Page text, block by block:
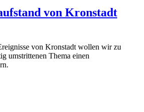
von Kronstadt
von Kronstadt wollen wir zu
umstrittenen Thema einen